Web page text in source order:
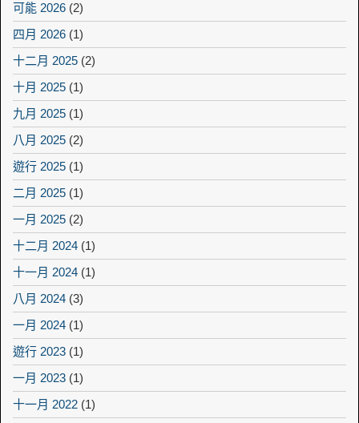
可能 2026 (2)
四月 2026 (1)
十二月 2025 (2)
十月 2025 (1)
九月 2025 (1)
八月 2025 (2)
遊行 2025 (1)
二月 2025 (1)
一月 2025 (2)
十二月 2024 (1)
十一月 2024 (1)
八月 2024 (3)
一月 2024 (1)
遊行 2023 (1)
一月 2023 (1)
十一月 2022 (1)